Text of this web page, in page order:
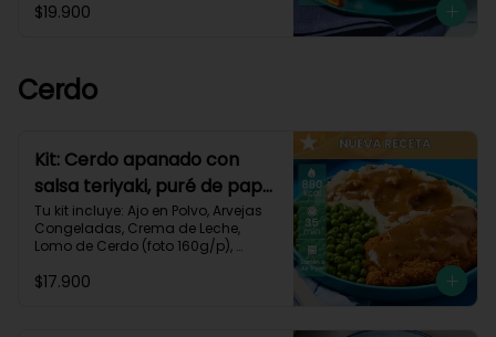
Zanahoria.Receta Impresa.
$19.900
Cerdo
Kit: Cerdo apanado con
salsa teriyaki, puré de papa
al ajillo y arvejas-150
Tu kit incluye: Ajo en Polvo, Arvejas
Congeladas, Crema de Leche,
Lomo de Cerdo (foto 160g/p),
Pastusa, Salsa teriyaki, Receta
$17.900